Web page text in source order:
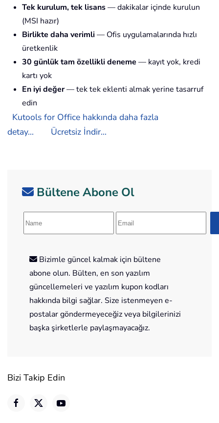
Tek kurulum, tek lisans— dakikalar içinde kurulun
(MSI hazır)
Birlikte daha verimli — Ofis uygulamalarında hızlı
üretkenlik
30 günlük tam özellikli deneme — kayıt yok, kredi
kartı yok
En iyi değer— tek tek eklenti almak yerine tasarruf
edin
Kutools for Office hakkında daha fazla
detay...
Ücretsiz İndir...
Bültene Abone Ol
Bizimle güncel kalmak için bültene
abone olun. Bülten, en son yazılım
güncellemeleri ve yazılım kupon kodları
hakkında bilgi sağlar. Size istenmeyen e-
postalar göndermeyeceğiz veya bilgilerinizi
başka şirketlerle paylaşmayacağız.
Bizi Takip Edin